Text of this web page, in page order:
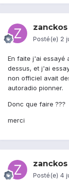
zanckos
Posté(e) 2
En faite j'ai essayé
dessus, et j'ai
non officiel avait
autoradio pionner.
Donc que faire ???
merci
zanckos
Posté(e) 4